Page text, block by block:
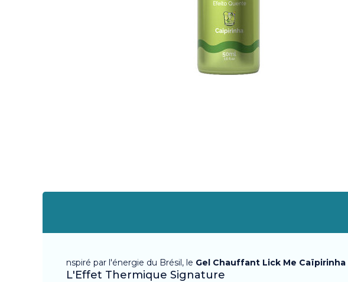
nspiré par l'énergie du Brésil, le Gel Chauffant Lick Me Caïpirinha
L'Effet Thermique Signature